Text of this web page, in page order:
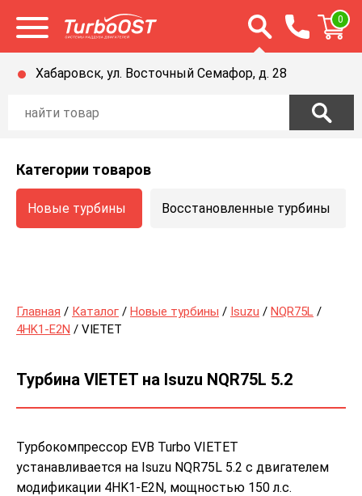
Открыть меню Открыть строку
0
Хабаровск, ул. Восточный Семафор, д. 28
Категории товаров
Новые турбины Восстановленные турбины
Главная / Каталог / Новые турбины / Isuzu / NQR75L /
4HK1-E2N / VIETET
Турбина VIETET на Isuzu NQR75L 5.2
Турбокомпрессор EVB Turbo VIETET
устанавливается на Isuzu NQR75L 5.2 с двигателем
модификации 4HK1-E2N, мощностью 150 л.с.